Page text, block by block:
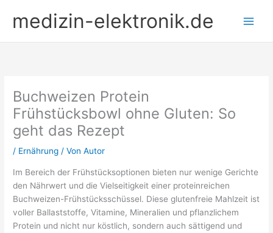
Inhaltmedizin-elektronik.de
Buchweizen Protein
Frühstücksbowl ohne Gluten: So
geht das Rezept
/ Ernährung / VonAutor
Im Bereich der Frühstücksoptionen bieten nur wenige Gerichte
den Nährwert und die Vielseitigkeit einer proteinreichen
Buchweizen-Frühstücksschüssel. Diese glutenfreie Mahlzeit ist
voller Ballaststoffe, Vitamine, Mineralien und pflanzlichem
Protein und nicht nur köstlich, sondern auch sättigend und